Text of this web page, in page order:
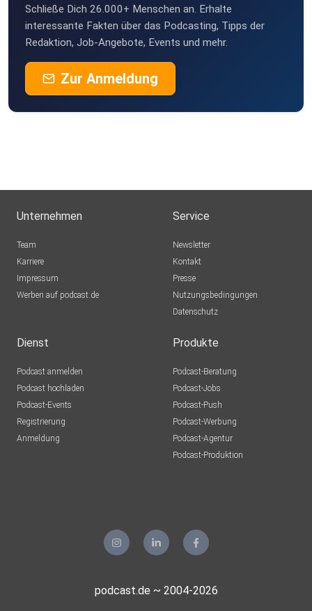
Schließe Dich 26.000+ Menschen an. Erhalte
interessante Fakten über das Podcasting, Tipps der
Redaktion, Job-Angebote, Events und mehr.
Zur Anmeldung
Unternehmen
Team
Karriere
Impressum
Werben auf podcast.de
Service
Newsletter
Kontakt
Presse
Nutzungsbedingungen
Datenschutz
Dienst
Podcast anmelden
Podcast hochladen
Podcast-Events
Registrierung
Anmeldung
Produkte
Podcast-Beratung
Podcast-Jobs
Podcast-Push
Podcast-Werbung
Podcast-Agentur
Podcast-Produktion
podcast.de ~ 2004-2026